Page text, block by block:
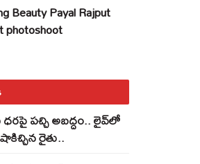
Beauty Payal Rajput
photoshoot
పచ్చి అబద్దం.. లైవ్‌లో
రైతు..